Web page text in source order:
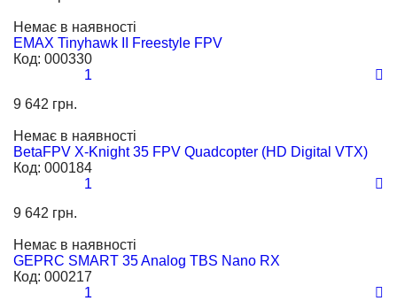
Немає в наявності
EMAX Tinyhawk II Freestyle FPV
Код: 000330
1
9 642 грн.
Немає в наявності
BetaFPV X-Knight 35 FPV Quadcopter (HD Digital VTX)
Код: 000184
1
9 642 грн.
Немає в наявності
GEPRC SMART 35 Analog TBS Nano RX
Код: 000217
1